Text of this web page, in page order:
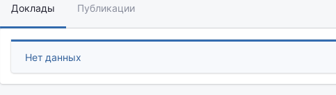
Доклады Публикации
Нет данных